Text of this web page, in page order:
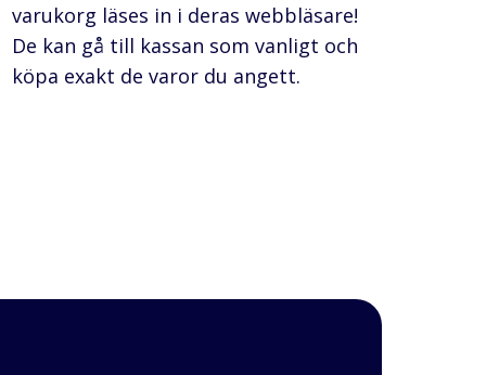
varukorg läses in i deras webbläsare!
De kan gå till kassan som vanligt och
köpa exakt de varor du angett.